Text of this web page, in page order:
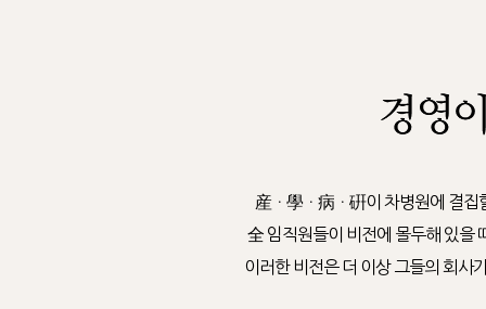
産ㆍ學ㆍ病ㆍ硏이 차병원에 결집
全 임직원들이 비전에 몰두해 있을
이러한 비전은 더 이상 그들의 회사